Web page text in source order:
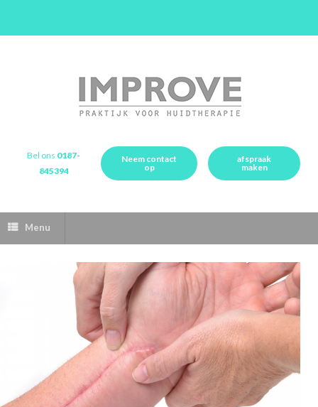
Bel ons 0187-
845394
Neem contact
op
afspraak
maken
Menu